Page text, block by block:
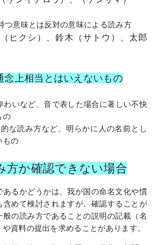
味とは反対の意味による読み方
ヒクシ）、鈴木（サトウ）、太郎
上相当とはいえないもの
いなど、音で表した場合に著しい不快
の
み方など、明らかに人の名前とし
もの
方か確認できない場合
るかどうかは、我が国の命名文化や慣
含めて検討されますが、確認することが
般の読み方であることの説明の記載（名
資料の提出を求めることがあります。